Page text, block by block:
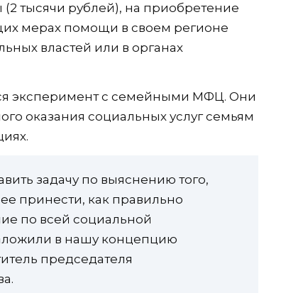
тысячи рублей), на приобретение
мерах помощи в своем регионе
властей или в органах
эксперимент с семейными МФЦ. Они
оказания социальных услуг семьям
задачу по выяснению того,
ее принести, как правильно
по всей социальной
в нашу концепцию
председателя